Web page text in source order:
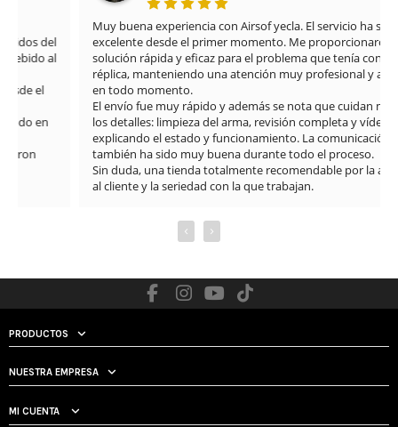
Muy buena experiencia con Airsof yecla. El servicio ha sido
excelente desde el primer momento. Me proporcionaron una
solución rápida y eficaz para el problema que tenía con la
réplica, manteniendo una atención muy profesional y amable
en todo momento.
El envío fue muy rápido y además se nota que cuidan mucho
los detalles: limpieza del arma, revisión completa y vídeos
explicando el estado y funcionamiento. La comunicación
también ha sido muy buena durante todo el proceso.
Sin duda, una tienda totalmente recomendable por la atención
al cliente y la seriedad con la que trabajan.
‹ ›
PRODUCTOS
NUESTRA EMPRESA
MI CUENTA